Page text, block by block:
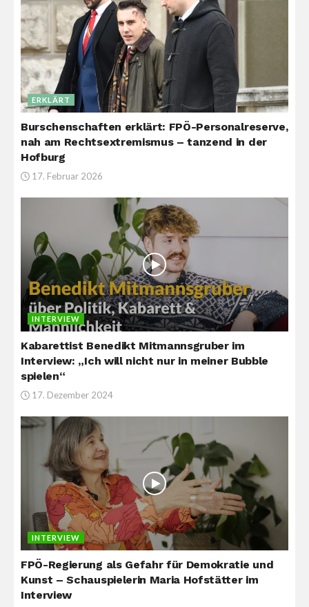
ERKLÄRT
Burschenschaften erklärt: FPÖ-Personalreserve,
nah am Rechtsextremismus – tanzend in der
Hofburg
17. Februar 2026
INTERVIEW
Kabarettist Benedikt Mitmannsgruber im
Interview: „Ich will nicht nur in meiner Bubble
spielen“
17. Dezember 2024
INTERVIEW
FPÖ-Regierung als Gefahr für Demokratie und
Kunst – Schauspielerin Maria Hofstätter im
Interview